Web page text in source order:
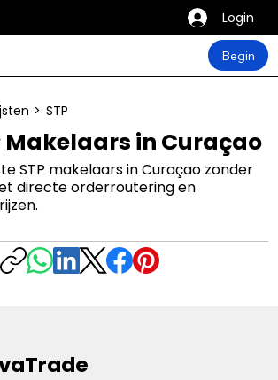
Login
Begin
Makelaars in Curaçao
STP makelaars in Curaçao zonder
directe orderroutering en
> STP